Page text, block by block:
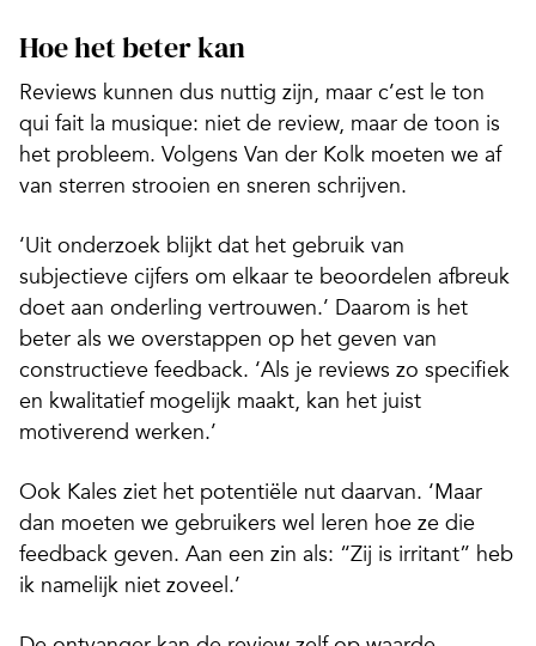
Hoe het beter kan
Reviews kunnen dus nuttig zijn, maar c’est le ton
qui fait la musique: niet de review, maar de toon is
het probleem. Volgens Van der Kolk moeten we af
van sterren strooien en sneren schrijven.
‘Uit onderzoek blijkt dat het gebruik van
subjectieve cijfers om elkaar te beoordelen afbreuk
doet aan onderling vertrouwen.’ Daarom is het
beter als we overstappen op het geven van
constructieve feedback. ‘Als je reviews zo specifiek
en kwalitatief mogelijk maakt, kan het juist
motiverend werken.’
Ook Kales ziet het potentiële nut daarvan. ‘Maar
dan moeten we gebruikers wel leren hoe ze die
feedback geven. Aan een zin als: “Zij is irritant” heb
ik namelijk niet zoveel.’